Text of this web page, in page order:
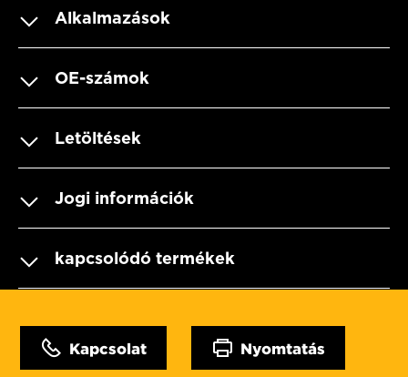
Alkalmazások
OE-számok
Letöltések
Jogi információk
kapcsolódó termékek
Kapcsolat Nyomtatás